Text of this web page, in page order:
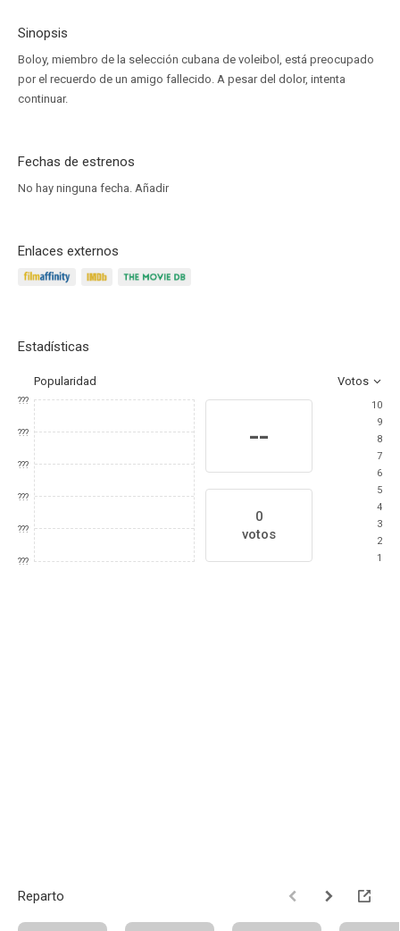
Sinopsis
Boloy, miembro de la selección cubana de voleibol, está preocupado
por el recuerdo de un amigo fallecido. A pesar del dolor, intenta
continuar.
Fechas de estrenos
No hay ninguna fecha. Añadir
Enlaces externos
Estadísticas
Popularidad Votos
???
???
???
???
???
???
--
0
votos
10
9
8
7
6
5
4
3
2
1
Reparto